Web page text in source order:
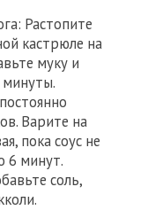
Растопите
кастрюле на
муку и
Варите на
пока соус не
6 минут.
соль,